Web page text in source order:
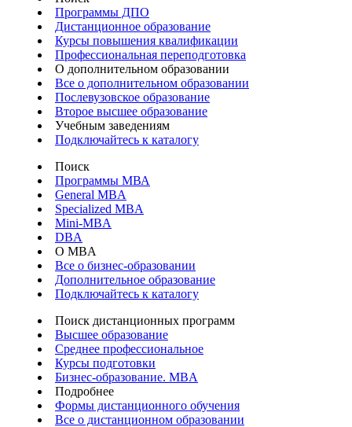
Программы ДПО
Дистанционное образование
Курсы повышения квалификации
Профессиональная переподготовка
О дополнительном образовании
Все о дополнительном образовании
Послевузовское образование
Второе высшее образование
Учебным заведениям
Подключайтесь к каталогу
Поиск
Программы МВА
General MBA
Specialized MBA
Mini-MBA
DBA
О MBA
Все о бизнес-образовании
Дополнительное образование
Подключайтесь к каталогу
Поиск дистанционных программ
Высшее образование
Среднее профессиональное
Курсы подготовки
Бизнес-образование. MBA
Подробнее
Формы дистанционного обучения
Все о дистанционном образовании